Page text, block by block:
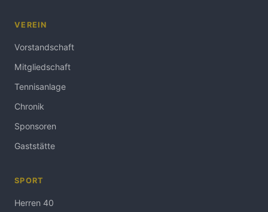
VEREIN
Vorstandschaft
Mitgliedschaft
Tennisanlage
Chronik
Sponsoren
Gaststätte
SPORT
Herren 40